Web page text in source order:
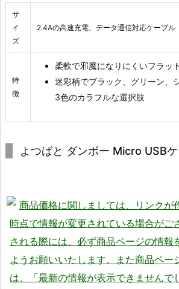
サ
イ
ズ
2.4Aの高速充電、データ通信対応ケーブル
特
徴
柔軟で邪魔になりにくいフラッ
迷彩柄でブラック、グリーン、
3色のカラフルな選択肢
よつばと ダンボー Micro USB